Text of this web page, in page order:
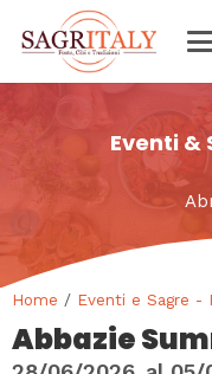
Eventi
Home / Eventi e Sagre -
Abbazie